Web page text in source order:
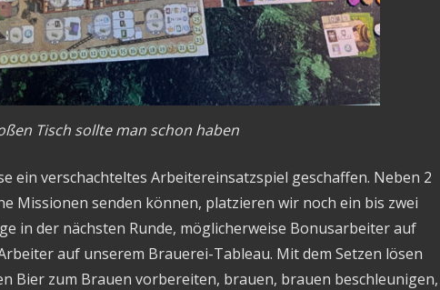
Tisch sollte man schon haben
ein verschachteltes Arbeitereinsatzspiel geschaffen. Neben 2
Missionen senden können, platzieren wir noch ein bis zwei
in der nächsten Runde, möglicherweise Bonusarbeiter auf
auf unserem Brauerei-Tableau. Mit dem Setzen lösen
Bier zum Brauen vorbereiten, brauen, brauen beschleunigen,